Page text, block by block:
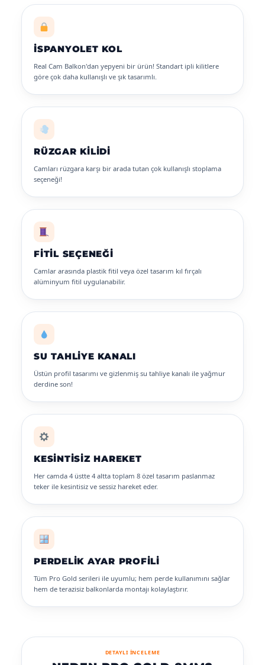
İSPANYOLET KOL
Real Cam Balkon'dan yepyeni bir ürün! Standart ipli kilitlere
göre çok daha kullanışlı ve şık tasarımlı.
RÜZGAR KILIDI
Camları rüzgara karşı bir arada tutan çok kullanışlı stoplama
seçeneği!
FITIL SEÇENEĞI
Camlar arasında plastik fitil veya özel tasarım kıl fırçalı
alüminyum fitil uygulanabilir.
SU TAHLIYE KANALI
Üstün profil tasarımı ve gizlenmiş su tahliye kanalı ile yağmur
derdine son!
KESINTISIZ HAREKET
Her camda 4 üstte 4 altta toplam 8 özel tasarım paslanmaz
teker ile kesintisiz ve sessiz hareket eder.
PERDELIK AYAR PROFILI
Tüm Pro Gold serileri ile uyumlu; hem perde kullanımını sağlar
hem de terazisiz balkonlarda montajı kolaylaştırır.
DETAYLI İNCELEME